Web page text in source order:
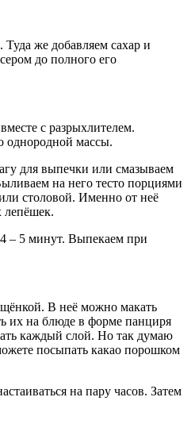
Туда же добавляем сахар и
до полного его
с разрыхлителем.
однородной массы.
для выпечки или смазываем
на него тесто порциями
столовой. Именно от неё
лепёшек.
– 5 минут. Выпекаем при
В неё можно макать
их на блюде в форме панциря
каждый слой. Но так думаю
посыпать какао порошком
на пару часов. Затем